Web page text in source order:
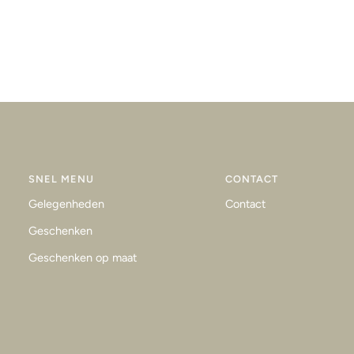
SNEL MENU
Gelegenheden
Geschenken
Geschenken op maat
CONTACT
Contact